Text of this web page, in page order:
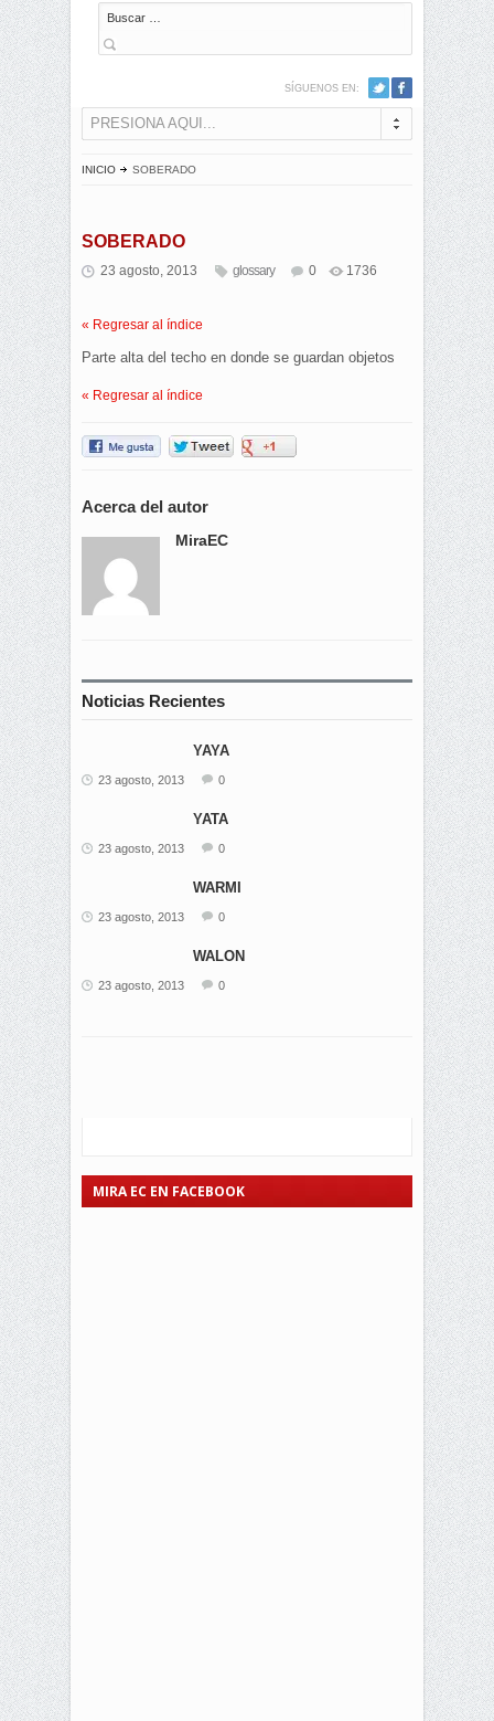
Buscar
SÍGUENOS EN:
PRESIONA AQUI...
INICIO SOBERADO
SOBERADO
23 agosto, 2013 glossary 0 1736
« Regresar al índice
Parte alta del techo en donde se guardan objetos
« Regresar al índice
Acerca del autor
MiraEC
Noticias Recientes
YAYA
23 agosto, 2013 0
YATA
23 agosto, 2013 0
WARMI
23 agosto, 2013 0
WALON
23 agosto, 2013 0
MIRA EC EN FACEBOOK